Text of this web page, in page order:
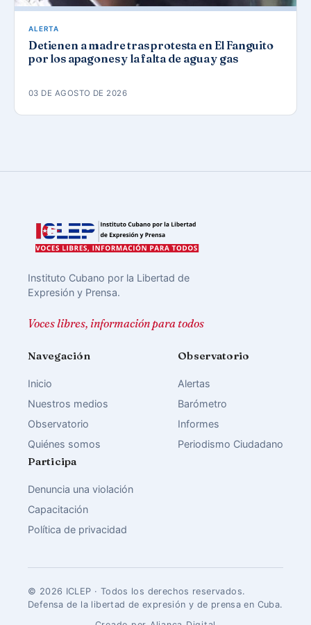
ALERTA
Detienen a madre tras protesta en El Fanguito
por los apagones y la falta de agua y gas
03 DE AGOSTO DE 2026
Instituto Cubano por la Libertad de
Expresión y Prensa.
Voces libres, información para todos
Navegación
Inicio
Nuestros medios
Observatorio
Quiénes somos
Observatorio
Alertas
Barómetro
Informes
Periodismo Ciudadano
Participa
Denuncia una violación
Capacitación
Política de privacidad
© 2026 ICLEP · Todos los derechos reservados.
Defensa de la libertad de expresión y de prensa en Cuba.